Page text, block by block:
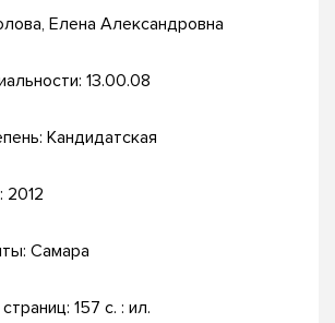
Елена Александровна
13.00.08
Кандидатская
2012
Самара
157 с. : ил.